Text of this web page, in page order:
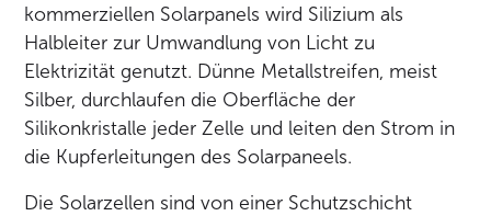
kommerziellen Solarpanels wird Silizium als
Halbleiter zur Umwandlung von Licht zu
Elektrizität genutzt. Dünne Metallstreifen, meist
Silber, durchlaufen die Oberfläche der
Silikonkristalle jeder Zelle und leiten den Strom in
die Kupferleitungen des Solarpaneels.
Die Solarzellen sind von einer Schutzschicht